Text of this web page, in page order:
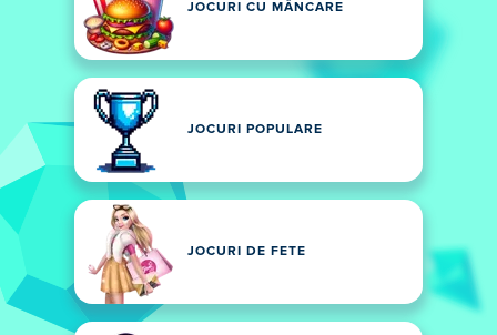
JOCURI CU MÂNCARE
JOCURI POPULARE
JOCURI DE FETE